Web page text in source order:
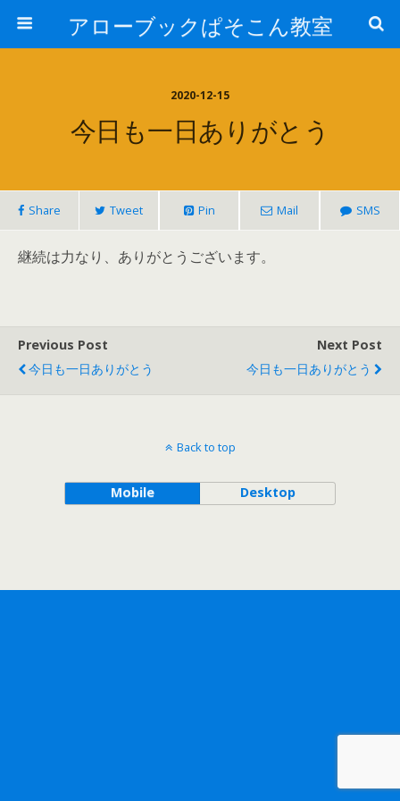
アローブックぱそこん教室
2020-12-15
今日も一日ありがとう
Share Tweet Pin Mail SMS
継続は力なり、ありがとうございます。
Previous Post
今日も一日ありがとう
Next Post
今日も一日ありがとう
Back to top
Mobile Desktop